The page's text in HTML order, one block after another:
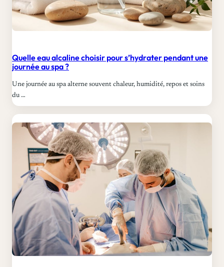
Quelle eau alcaline choisir pour s’hydrater pendant une
journée au spa ?
Une journée au spa alterne souvent chaleur, humidité, repos et soins
du …